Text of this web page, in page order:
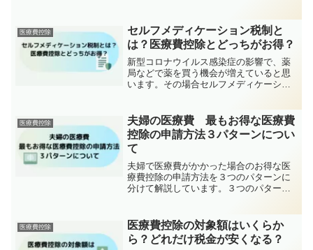
てしまうかもしれませんので、対象とな
るものだけ申告するように注意してくだ
さい。
医療費控除
セルフメディケーション税制と
は？医療費控除とどっちがお得？
新型コロナウイルス感染症の影響で、薬
局などで薬を買う機会が増えていると思
います。その場合セルフメディケーショ
制とはどんなものか、セルフメディケー
ション税制と医療費控除どちらを使うの
がお得か、セルフメディケーション税制
の申告方法について解説しています。
医療費控除
夫婦の医療費 最もお得な医療費
控除の申請方法３パターンについ
て
夫婦で医療費がかかった場合のお得な医
療費控除の申請方法を３つのパターンに
分けて解説しています。３つのパターン
自身に合ったパターンを見つけてお得に
医療費控除の申告をしましょう。
医療費控除
医療費控除の対象額はいくらか
ら？どれだけ税金が安くなる？